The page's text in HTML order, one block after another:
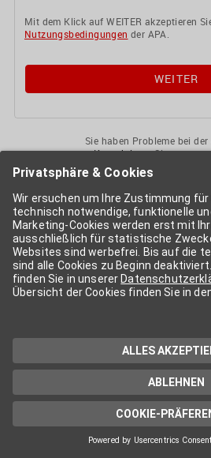
Mit dem Klick auf WEITER akzeptieren
Nutzungsbedingungen der APA.
Sie haben Probleme bei
KontaktierenSie uns
APA-User
Services der APA-Gruppe. Für die Nutzung
kann eine weitere Freischaltung nötig sein.
Bestellung und genauer
Wenn nicht anders erwähnt, gelten die
Geschäftsbedingungender APA - Austria
Die von Ihnen angegebenen Daten werden
Zwecke der Demo-Nutzung bzw. des
Eine darüber hinaus gehende oder
technischen Support stehen wir Ihnen
Datenschutzerklärung
Cookie-